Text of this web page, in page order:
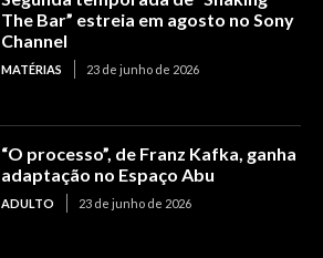
The Bar” estreia em agosto no Sony
Channel
MATÉRIAS 23 de junho de 2026
“O processo”, de Franz Kafka, ganha
adaptação no Espaço Abu
ADULTO 23 de junho de 2026